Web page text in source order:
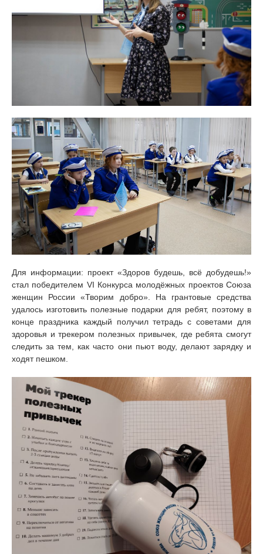
Для информации: проект «Здоров будешь, всё добудешь!»
стал победителем VI Конкурса молодёжных проектов Союза
женщин России «Творим добро». На грантовые средства
удалось изготовить полезные подарки для ребят, поэтому в
конце праздника каждый получил тетрадь с советами для
здоровья и трекером полезных привычек, где ребята смогут
следить за тем, как часто они пьют воду, делают зарядку и
ходят пешком.